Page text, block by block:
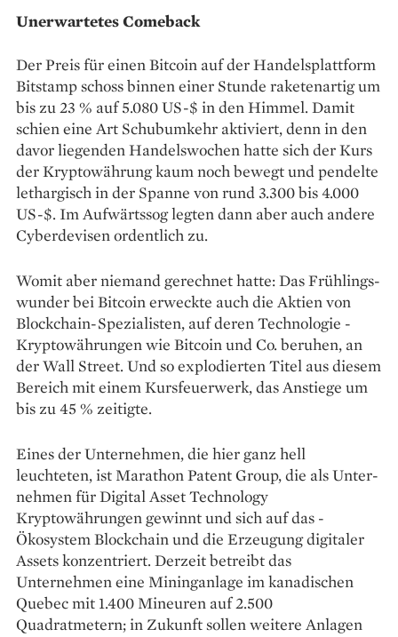
Unerwartetes Comeback
Der Preis für einen ­Bitcoin auf der Handelsplattform
­Bitstamp schoss binnen einer Stunde ra­­keten­­­artig um
bis zu 23 % auf 5.080 US-$ in den Himmel. Damit
schien eine Art Schubumkehr aktiviert, denn in den
davor liegenden Handelswochen hatte sich der Kurs
der Kryptowährung kaum noch bewegt und pendelte
lethargisch in der Spanne von rund 3.300 bis 4.000
US-$. Im Aufwärtssog legten dann aber auch andere
Cyberdevisen ordentlich zu.
Womit aber niemand gerechnet hatte: Das Frühlings­
wunder bei Bitcoin erweckte auch die Aktien von
Blockchain-Spezialisten, auf deren Technologie ­
Kryptowährungen wie Bitcoin und Co. beruhen, an
der Wall Street. Und so explodierten ­Titel aus diesem
Bereich mit einem Kursfeuerwerk, das Anstiege um
bis zu 45 % zeitigte.
Eines der Unternehmen, die hier ganz hell
leuchteten, ist Marathon Patent Group, die als Unter­
nehmen für Digital Asset ­Technology
Kryptowährungen gewinnt und sich auf das ­
Ökosystem Blockchain und die Erzeugung digi­taler
Assets konzentriert. ­Derzeit betreibt das
Unternehmen eine ­Mininganlage im kanadischen
Quebec mit 1.400 Mineuren auf 2.500
Quadratmetern; in Zukunft sollen weitere Anlagen